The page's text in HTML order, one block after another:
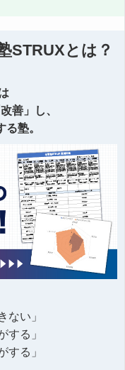
STRUXとは？
善」し、
塾。
ない」
する」
する」